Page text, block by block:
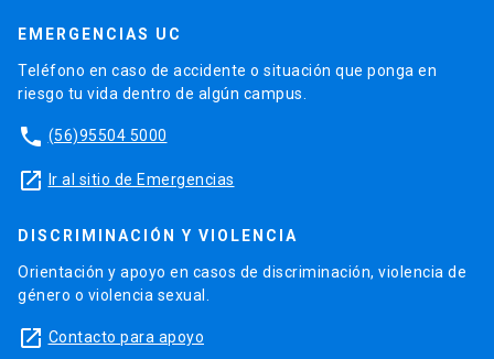
EMERGENCIAS UC
Teléfono en caso de accidente o situación que ponga en
riesgo tu vida dentro de algún campus.
phone (56)95504 5000
launch Ir al sitio de Emergencias
DISCRIMINACIÓN Y VIOLENCIA
Orientación y apoyo en casos de discriminación, violencia de
género o violencia sexual.
launch Contacto para apoyo